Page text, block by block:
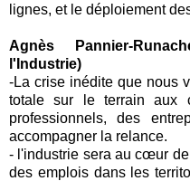
lignes, et le déploiement
Agnès Pannier-
l'Industrie)
-La crise inédite que nous
totale sur le terrain aux
professionnels, des
accompagner la relance.
- l'industrie sera au cœur
des emplois dans les